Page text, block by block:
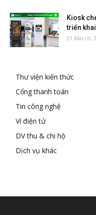
Kiosk
triển
21 March,
Thư viện kiến thức
Cổng thanh toán
Tin công nghệ
Ví điện tử
DV thu & chi hộ
Dịch vụ khác